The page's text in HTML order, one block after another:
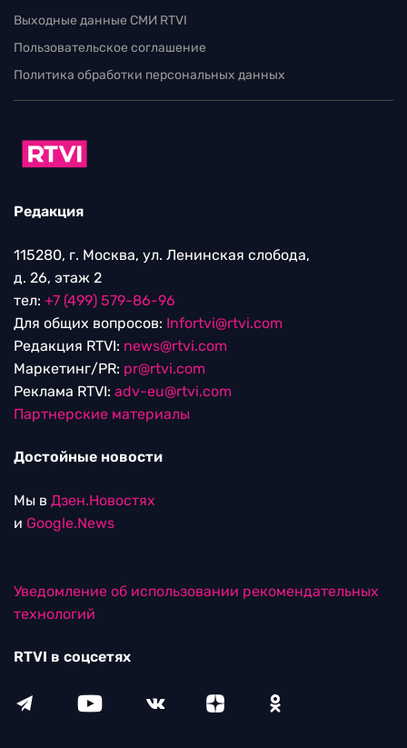
Выходные данные СМИ RTVI
Пользовательское соглашение
Политика обработки персональных данных
Редакция
115280, г. Москва, ул. Ленинская слобода,
д. 26, этаж 2
тел: +7 (499) 579-86-96
Для общих вопросов: Infortvi@rtvi.com
Редакция RTVI: news@rtvi.com
Маркетинг/PR: pr@rtvi.com
Реклама RTVI: adv-eu@rtvi.com
Партнерские материалы
Достойные новости
Мы в Дзен.Новостях
и Google.News
Уведомление об использовании рекомендательных
технологий
RTVI в соцсетях